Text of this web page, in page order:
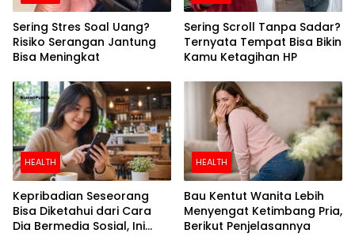
Sering Stres Soal Uang?
Risiko Serangan Jantung
Bisa Meningkat
Sering Scroll Tanpa Sadar?
Ternyata Tempat Bisa Bikin
Kamu Ketagihan HP
HEALTH
Kepribadian Seseorang
Bisa Diketahui dari Cara
Dia Bermedia Sosial, Ini
HEALTH
Bau Kentut Wanita Lebih
Menyengat Ketimbang Pria,
Berikut Penjelasannya